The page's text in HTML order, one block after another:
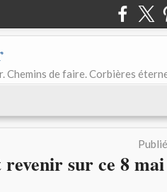
Chemins de faire. Corbières
sur ce 8 mai